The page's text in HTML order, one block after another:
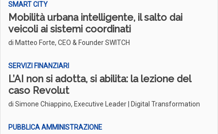
SMART CITY
Mobilità urbana intelligente, il salto dai
veicoli ai sistemi coordinati
di Matteo Forte, CEO & Founder SWITCH
SERVIZI FINANZIARI
L’AI non si adotta, si abilita: la lezione del
caso Revolut
di Simone Chiappino, Executive Leader | Digital Transformation
PUBBLICA AMMINISTRAZIONE